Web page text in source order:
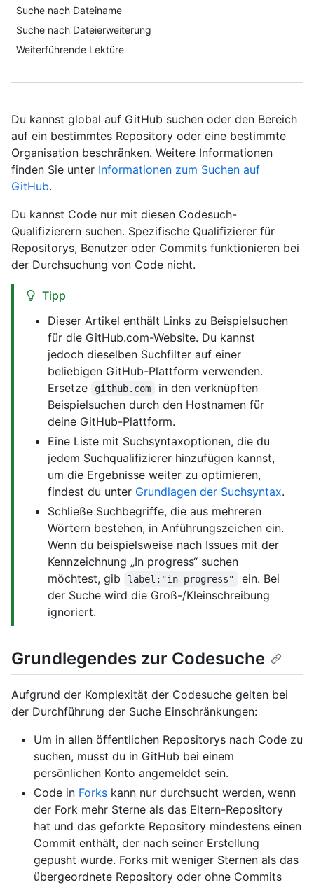
Suche nach Dateiname
Suche nach Dateierweiterung
Weiterführende Lektüre
Du kannst global auf GitHub suchen oder den Bereich
auf ein bestimmtes Repository oder eine bestimmte
Organisation beschränken. Weitere Informationen
finden Sie unter Informationen zum Suchen auf
GitHub.
Du kannst Code nur mit diesen Codesuch-
Qualifizierern suchen. Spezifische Qualifizierer für
Repositorys, Benutzer oder Commits funktionieren bei
der Durchsuchung von Code nicht.
Tipp
Dieser Artikel enthält Links zu Beispielsuchen
für die GitHub.com-Website. Du kannst
jedoch dieselben Suchfilter auf einer
beliebigen GitHub-Plattform verwenden.
Ersetze
github.com
in den verknüpften
Beispielsuchen durch den Hostnamen für
deine GitHub-Plattform.
Eine Liste mit Suchsyntaxoptionen, die du
jedem Suchqualifizierer hinzufügen kannst,
um die Ergebnisse weiter zu optimieren,
findest du unter Grundlagen der Suchsyntax.
Schließe Suchbegriffe, die aus mehreren
Wörtern bestehen, in Anführungszeichen ein.
Wenn du beispielsweise nach Issues mit der
Kennzeichnung „In progress“ suchen
möchtest, gib
label:"in progress"
ein. Bei
der Suche wird die Groß-/Kleinschreibung
ignoriert.
Grundlegendes zur Codesuche
Aufgrund der Komplexität der Codesuche gelten bei
der Durchführung der Suche Einschränkungen:
Um in allen öffentlichen Repositorys nach Code zu
suchen, musst du in GitHub bei einem
persönlichen Konto angemeldet sein.
Code in Forks kann nur durchsucht werden, wenn
der Fork mehr Sterne als das Eltern-Repository
hat und das geforkte Repository mindestens einen
Commit enthält, der nach seiner Erstellung
gepusht wurde. Forks mit weniger Sternen als das
übergeordnete Repository oder ohne Commits